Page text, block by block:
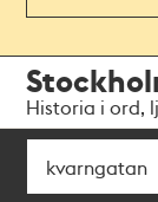
navigationen
huvudinnehållet
Historia i ord,
Sök